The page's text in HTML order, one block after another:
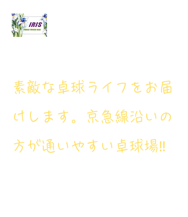
​素敵な卓球ライフをお届
けします。京急線沿いの
方が通いやすい卓球場‼